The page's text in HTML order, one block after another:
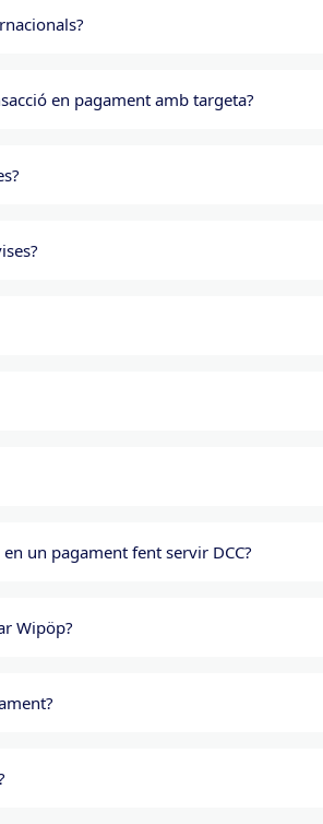
en pagament amb targeta?
un pagament fent servir DCC?
Wipöp?